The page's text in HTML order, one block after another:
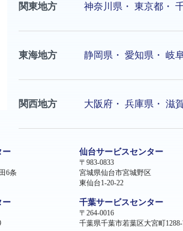
関東地方 神奈川県 ・ 東京都 ・
東海地方 静岡県 ・ 愛知県 ・ 岐
関西地方 大阪府 ・ 兵庫県 ・ 滋
ー
6条
仙台サービスセンター
〒983-0833
宮城県仙台市宮城野区
東仙台1-20-22
ー 千葉サービスセンター
〒264-0016
千葉県千葉市若葉区大宮町1288-